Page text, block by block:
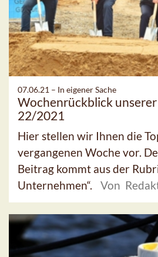
07.06.21 – In eigener Sache
Wochenrückblick
22/2021
Hier stellen wir Ihnen die
vergangenen Woche vor.
Beitrag kommt aus der
Unternehmen“.
Von